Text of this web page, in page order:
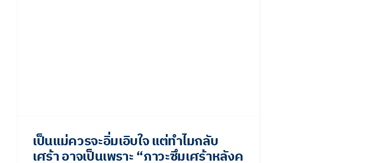
เป็นแม่ควรจะอิ่มเอิบใจ แต่ทำไมกลับ
เศร้า อาจเป็นเพราะ “ภาวะซึมเศร้าหลังค